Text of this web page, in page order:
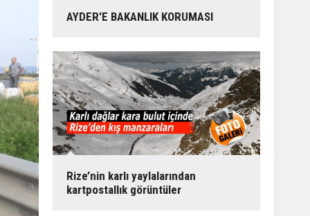
AYDER'E BAKANLIK KORUMASI
Rize’nin karlı yaylalarından
kartpostallık görüntüler